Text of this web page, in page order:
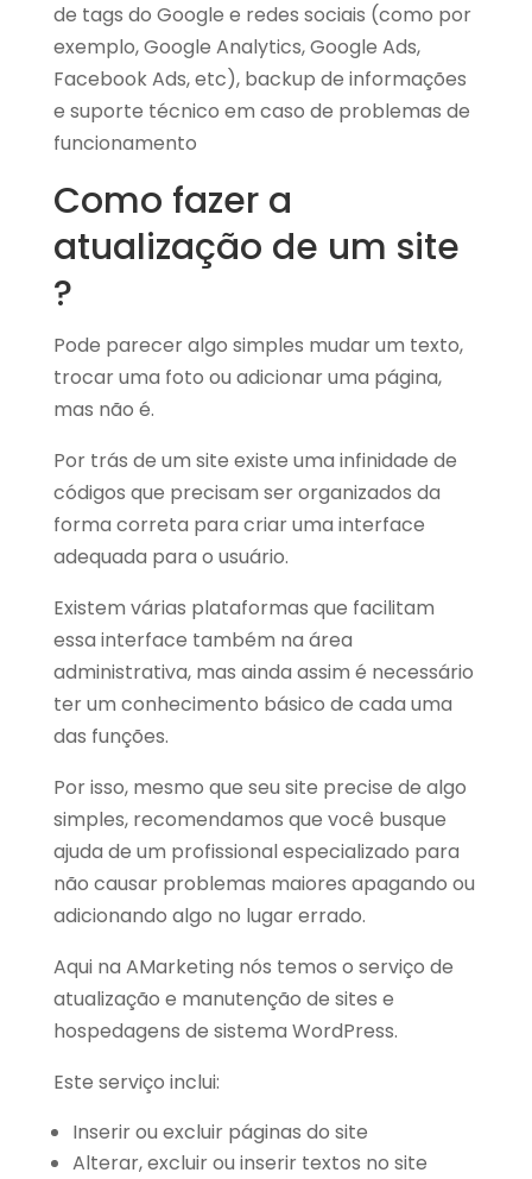
de tags do Google e redes sociais (como por
exemplo, Google Analytics, Google Ads,
Facebook Ads, etc), backup de informações
e suporte técnico em caso de problemas de
funcionamento
Como fazer a
atualização de um site
?
Pode parecer algo simples mudar um texto,
trocar uma foto ou adicionar uma página,
mas não é.
Por trás de um site existe uma infinidade de
códigos que precisam ser organizados da
forma correta para criar uma interface
adequada para o usuário.
Existem várias plataformas que facilitam
essa interface também na área
administrativa, mas ainda assim é necessário
ter um conhecimento básico de cada uma
das funções.
Por isso, mesmo que seu site precise de algo
simples, recomendamos que você busque
ajuda de um profissional especializado para
não causar problemas maiores apagando ou
adicionando algo no lugar errado.
Aqui na AMarketing nós temos o serviço de
atualização e manutenção de sites e
hospedagens de sistema WordPress.
Este serviço inclui:
Inserir ou excluir páginas do site
Alterar, excluir ou inserir textos no site